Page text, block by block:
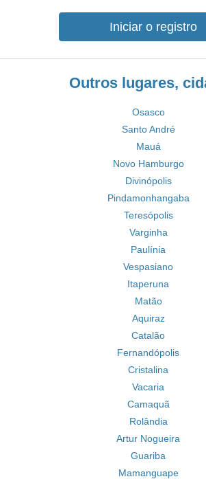
Iniciar o registro
Outros lugares,
Osasco
Santo André
Mauá
Novo Hamburgo
Divinópolis
Pindamonhangaba
Teresópolis
Varginha
Paulínia
Vespasiano
Itaperuna
Matão
Aquiraz
Catalão
Fernandópolis
Cristalina
Vacaria
Camaquã
Rolândia
Artur Nogueira
Guariba
Mamanguape